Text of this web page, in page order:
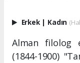
Erkek Kadın
Alman filolog
(1844-1900)